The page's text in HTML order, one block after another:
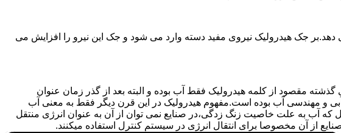
جک هیدرولیک نیروی مفید دسته وارد می شود و جک این نیرو را افزایش می
مقصود از کلمه هیدرولیک فقط آب بوده و البته بعد از گذر زمان عنوان
و مهندسی آب بوده است.مفهوم هیدرولیک در این قرن دیگر فقط به معنی آب
آب به علت خاصیت زنگ زدگی،در صنایع نمی توان از آن به عنوان انرژی منتقل
از آن مخصوصا برای انتقال انرژی در سیستم کنترل استفاده میکنند.